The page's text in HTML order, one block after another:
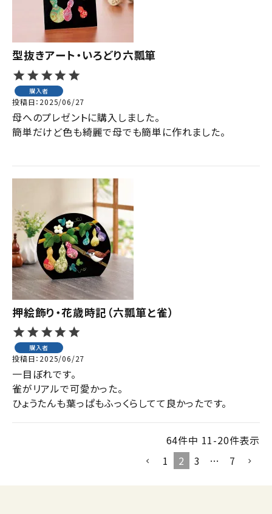
型抜きアート・いろどり六瓢箪
購入者
投稿日 2025/06/27
母へのプレゼントに購入しました。
簡単だけど色も綺麗で母でも簡単に作れました。
押絵飾り・花歳時記（六瓢箪と雀）
購入者
投稿日 2025/06/27
一目ぼれです。
雀がリアルで可愛かった。
ひょうたんも葉っぱもふっくらしてて良かったです。
64件中 11-20件表示
1
2 3 … 7